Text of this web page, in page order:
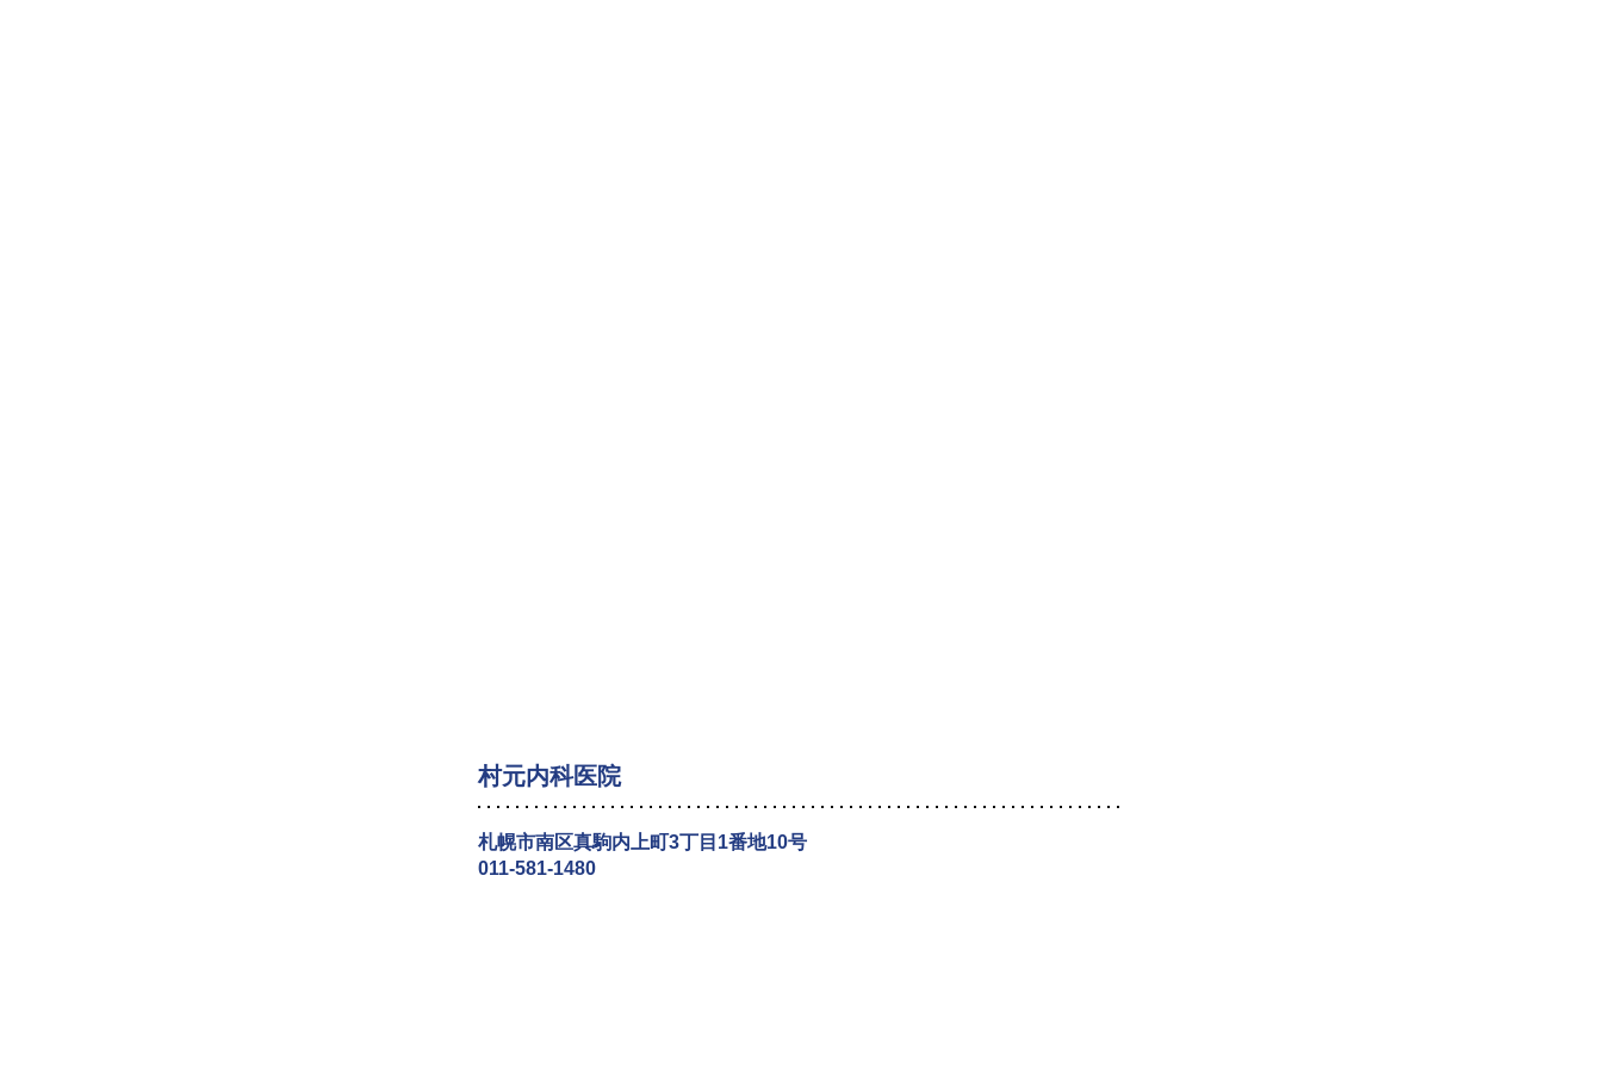
村元内科医院
札幌市南区真駒内上町3丁目1番地10号
011-581-1480